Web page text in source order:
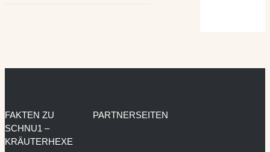
FAKTEN ZU
SCHNU1 –
KRÄUTERHEXE
PARTNERSEITEN